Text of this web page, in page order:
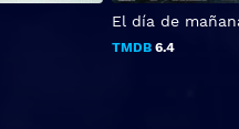
El día de
TMDB 6.4